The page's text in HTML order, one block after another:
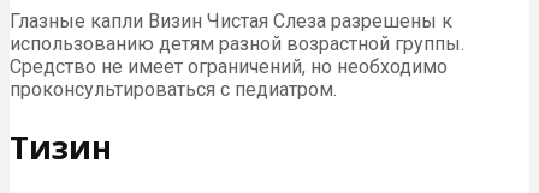
Глазные капли Визин Чистая Слеза разрешены к
использованию детям разной возрастной группы.
Средство не имеет ограничений, но необходимо
проконсультироваться с педиатром.
Тизин